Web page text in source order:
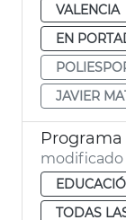
VALENCIA
EN
JAVIER
modificado
TODAS